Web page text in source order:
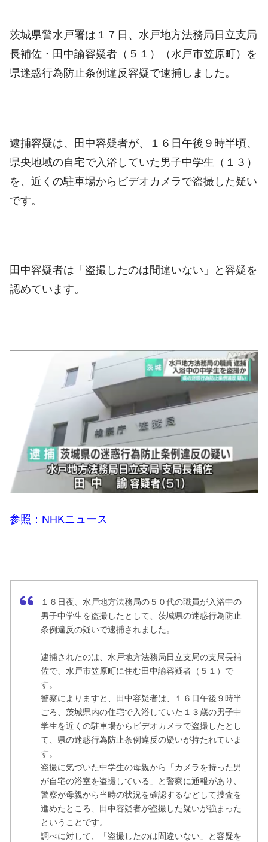
茨城県警水戸署は１７日、水戸地方法務局日立支局
長補佐・ 田中諭容疑者（５１）
（水戸市笠原町）を
県迷惑行為防止条例違反容疑で逮捕しました。
逮捕容疑は、田中容疑者が、１６日午後９時半頃、
県央地域の自宅で入浴していた男子中学生（１３）
を、近くの駐車場からビデオカメラで盗撮した疑い
です。
田中容疑者は「盗撮したのは間違いない」と容疑を
認めています。
参照：NHKニュース
１６日夜、水戸地方法務局の５０代の職員が入浴中の
男子中学生を盗撮したとして、茨城県の迷惑行為防止
条例違反の疑いで逮捕されました。
逮捕されたのは、水戸地方法務局日立支局の支局長補
佐で、水戸市笠原町に住む田中諭容疑者（５１）で
す。
警察によりますと、田中容疑者は、１６日午後９時半
ごろ、茨城県内の住宅で入浴していた１３歳の男子中
学生を近くの駐車場からビデオカメラで盗撮したとし
て、県の迷惑行為防止条例違反の疑いが持たれていま
す。
盗撮に気づいた中学生の母親から「カメラを持った男
が自宅の浴室を盗撮している」と警察に通報があり、
警察が母親から当時の状況を確認するなどして捜査を
進めたところ、田中容疑者が盗撮した疑いが強まった
ということです。
調べに対して、「盗撮したのは間違いない」と容疑を